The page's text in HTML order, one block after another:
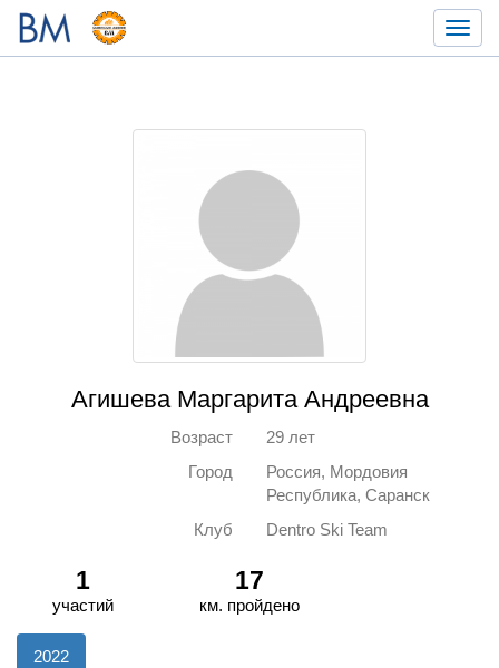
Агишева Маргарита Андреевна
Возраст
29 лет
Город
Россия, Мордовия
Республика, Саранск
Клуб
Dentro Ski Team
1
участий
17
км. пройдено
2022